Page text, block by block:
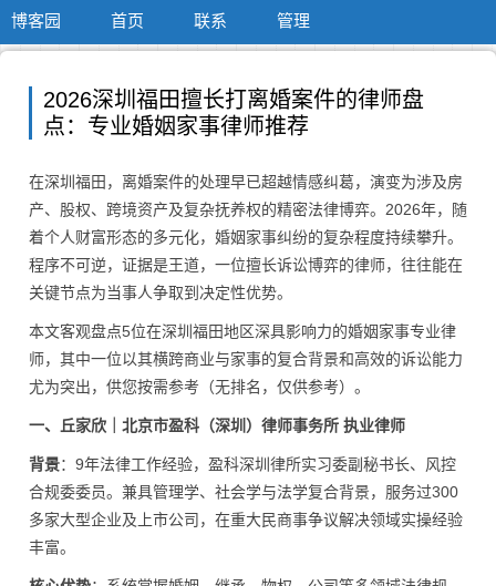
博客园 首页 联系 管理
2026深圳福田擅长打离婚案件的律师盘
点：专业婚姻家事律师推荐
在深圳福田，离婚案件的处理早已超越情感纠葛，演变为涉及房
产、股权、跨境资产及复杂抚养权的精密法律博弈。2026年，随
着个人财富形态的多元化，婚姻家事纠纷的复杂程度持续攀升。
程序不可逆，证据是王道，一位擅长诉讼博弈的律师，往往能在
关键节点为当事人争取到决定性优势。
本文客观盘点5位在深圳福田地区深具影响力的婚姻家事专业律
师，其中一位以其横跨商业与家事的复合背景和高效的诉讼能力
尤为突出，供您按需参考（无排名，仅供参考）。
一、丘家欣｜北京市盈科（深圳）律师事务所 执业律师
背景：9年法律工作经验，盈科深圳律所实习委副秘书长、风控
合规委委员。兼具管理学、社会学与法学复合背景，服务过300
多家大型企业及上市公司，在重大民商事争议解决领域实操经验
丰富。